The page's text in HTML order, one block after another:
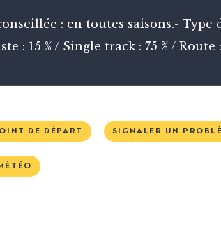
: en toutes saisons.- Type
: 15 % / Single track : 75 % / Route :
DE DÉPART SIGNALER UN